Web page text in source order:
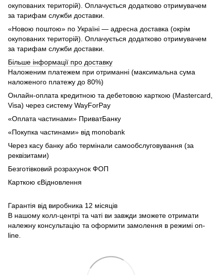
окупованих територій). Оплачується додатково отримувачем
за тарифам служби доставки.
«Новою поштою» по Україні — адресна доставка (окрім
окупованих територій). Оплачується додатково отримувачем
за тарифам служби доставки.
Більше інформації про доставку
Наложеним платежем при отриманні (максимальна сума
наложеного платежу до 80%)
Онлайн-оплата кредитною та дебетовою карткою (Mastercard,
Visa) через систему WayForPay
«Оплата частинами» ПриватБанку
«Покупка частинами» від monobank
Через касу банку або термінали самообслуговування (за
реквізитами)
Безготівковий розрахунок ФОП
Карткою єВідновлення
Гарантія від виробника 12 місяців
В нашому колл-центрі та чаті ви завжди зможете отримати
належну консультацію та оформити замолення в режимі on-
line.